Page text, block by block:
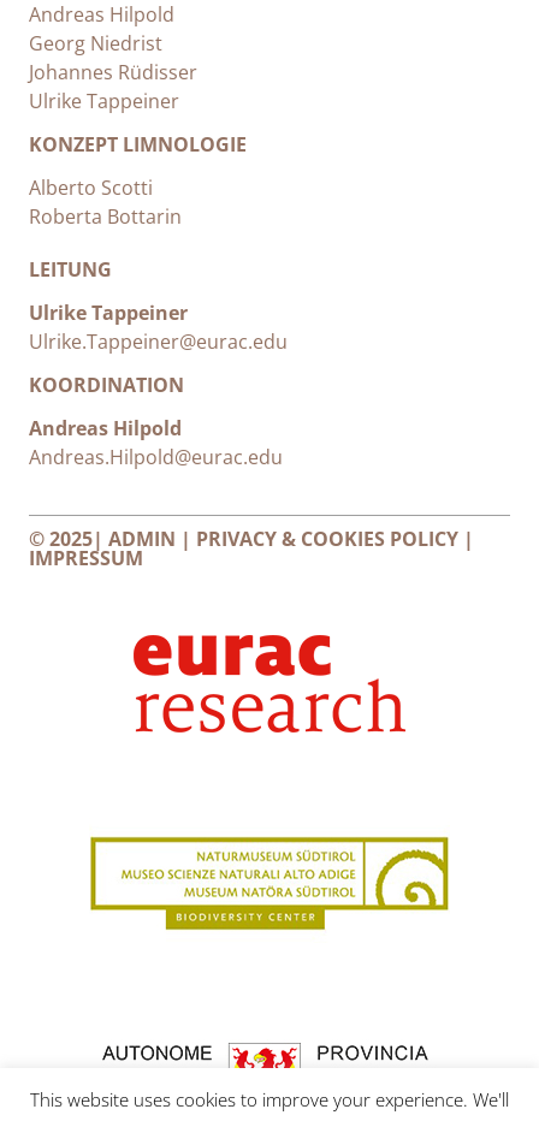
Andreas Hilpold
Georg Niedrist
Johannes Rüdisser
Ulrike Tappeiner
KONZEPT LIMNOLOGIE
Alberto Scotti
Roberta Bottarin
LEITUNG
Ulrike Tappeiner
Ulrike.Tappeiner@eurac.edu
KOORDINATION
Andreas Hilpold
Andreas.Hilpold@eurac.edu
© 2025| ADMIN | PRIVACY & COOKIES POLICY |
IMPRESSUM
This website uses cookies to improve your experience. We'll